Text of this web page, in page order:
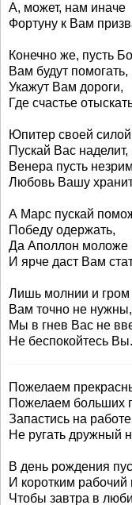
А, может, нам иначе
Фортуну к Вам
Конечно же, пусть
Вам будут помогать,
Укажут Вам дороги,
Где счастье
Юпитер своей силой
Пускай Вас наделит,
Венера пусть
Любовь Вашу
А Марс пускай
Победу одержать,
Да Аполлон моложе
И ярче даст Вам
Лишь молнии и гром
Вам точно не нужны,
Мы в гнев Вас не
Не беспокойтесь Вы.
Пожелаем
Пожелаем больших
Запастись на
Не ругать дружный
В день рождения
И коротким
Чтобы завтра в